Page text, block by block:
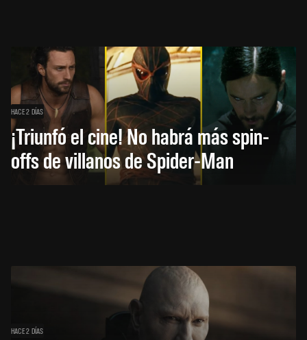
HACE 2 DÍAS
¡Triunfó el cine! No habrá más spin-
offs de villanos de Spider-Man
HACE 2 DÍAS